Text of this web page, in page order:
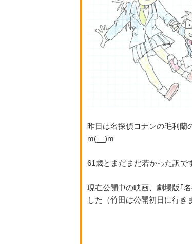
昨日は名探偵コナンの毛利蘭
m(__)m
61歳とまだまだ若かった訳で
現在公開中の映画、劇場版｢
した（竹田は公開初日に行き